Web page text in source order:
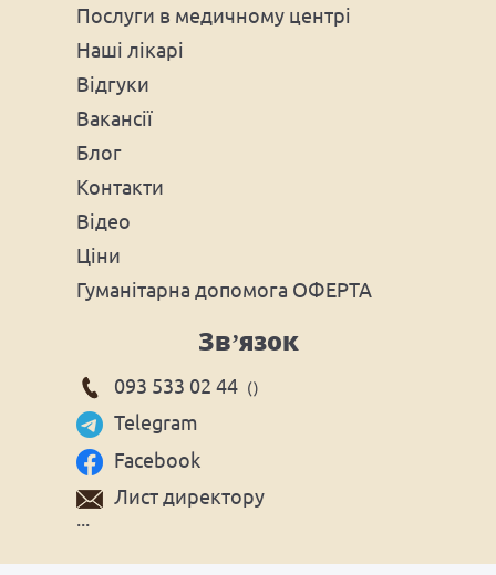
Послуги в медичному центрі
Наші лікарі
Відгуки
Вакансії
Блог
Контакти
Відео
Ціни
Гуманітарна допомога ОФЕРТА
Зв’язок
093 533 02 44 ()
Telegram
Facebook
Лист директору